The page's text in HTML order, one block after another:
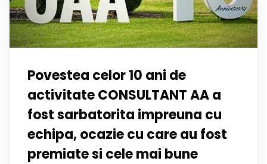
Povestea celor 10 ani de
activitate CONSULTANT AA a
fost sarbatorita impreuna cu
echipa, ocazie cu care au fost
premiate si cele mai bune